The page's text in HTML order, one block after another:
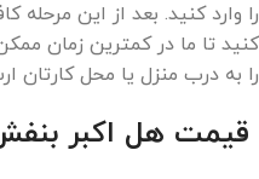
را وارد کنید. بعد از این
را به درب منزل یا محل کارتان
قیمت هل اکبر